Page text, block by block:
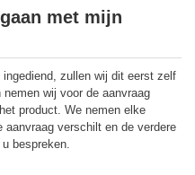
met mijn
zullen wij dit eerst zelf
wij voor de aanvraag
product. We nemen elke
verschilt en de verdere
bespreken.